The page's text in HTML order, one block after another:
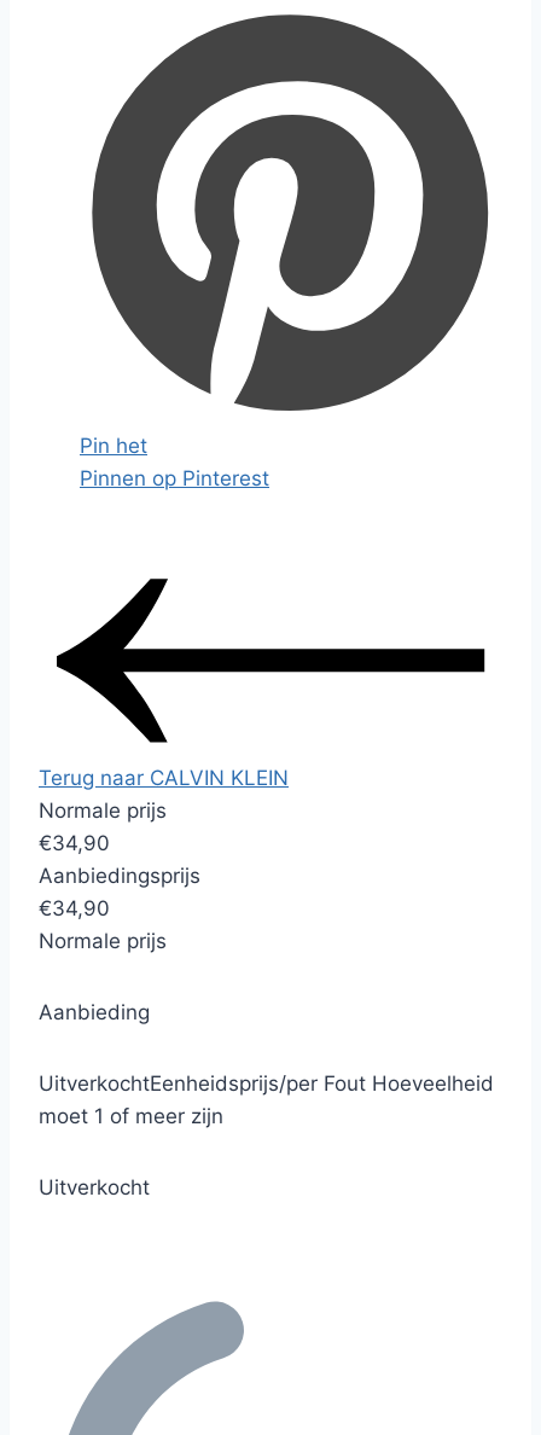
Pin het
Pinnen op Pinterest
Terug naar CALVIN KLEIN
Normale prijs
€34,90
Aanbiedingsprijs
€34,90
Normale prijs
Aanbieding
UitverkochtEenheidsprijs/per Fout Hoeveelheid
moet 1 of meer zijn
Uitverkocht